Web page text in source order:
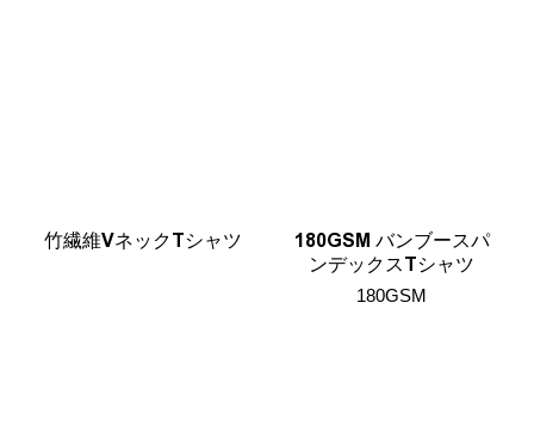
竹繊維VネックTシャツ
180GSM バンブースパ
ンデックスTシャツ
180GSM